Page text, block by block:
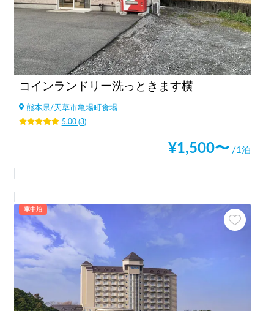
コインランドリー洗っときます横
熊本県/天草市亀場町食場
5.00(3)
¥1,500〜 /1泊
車中泊